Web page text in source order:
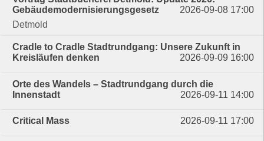
Gebäudemodernisierungsgesetz
2026-09-08 17:00
Detmold
Cradle to Cradle Stadtrundgang: Unsere Zukunft in
Kreisläufen denken
2026-09-09 16:00
Orte des Wandels – Stadtrundgang durch die
Innenstadt
2026-09-11 14:00
Critical Mass 2026-09-11 17:00